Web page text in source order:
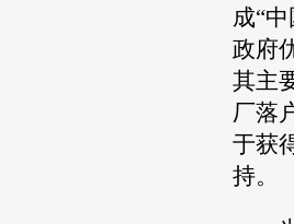
成“
政府
其主
厂落
于获
持。